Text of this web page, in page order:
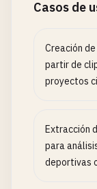
Casos de
Creación
partir de
proyectos
Extracción
para
deportivas